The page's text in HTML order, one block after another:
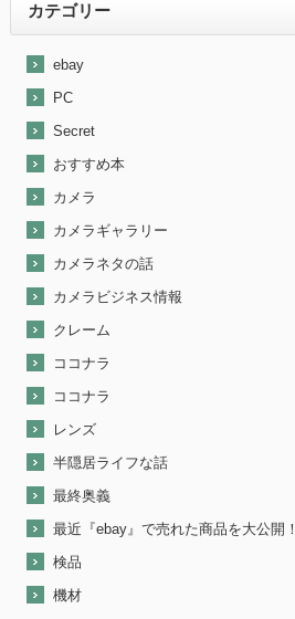
カテゴリー
ebay
PC
Secret
おすすめ本
カメラ
カメラギャラリー
カメラネタの話
カメラビジネス情報
クレーム
ココナラ
ココナラ
レンズ
半隠居ライフな話
最終奥義
最近『ebay』で売れた商品を大公開！
検品
機材